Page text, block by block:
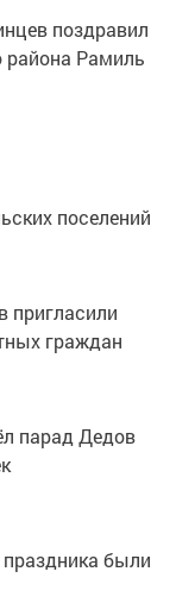
поздравил
района Рамиль
поселений
пригласили
граждан
парад Дедов
были